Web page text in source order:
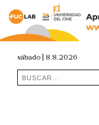
sábado | 8.8.2026